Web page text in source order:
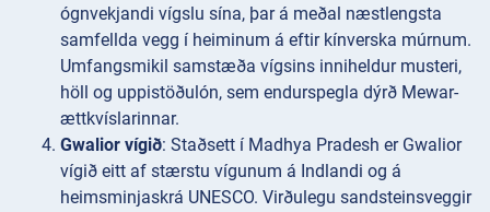
ógnvekjandi vígslu sína, þar á meðal næstlengsta
samfellda vegg í heiminum á eftir kínverska múrnum.
Umfangsmikil samstæða vígsins inniheldur musteri,
höll og uppistöðulón, sem endurspegla dýrð Mewar-
ættkvíslarinnar.
Gwalior vígið: Staðsett í Madhya Pradesh er Gwalior
vígið eitt af stærstu vígunum á Indlandi og á
heimsminjaskrá UNESCO. Virðulegu sandsteinsveggir